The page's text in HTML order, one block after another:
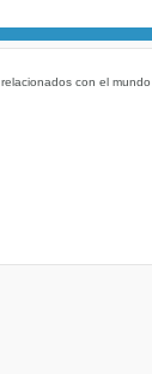
con el mundo